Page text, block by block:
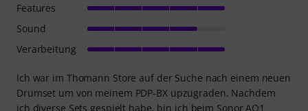
Ich war im Thomann Store auf der Suche nach einem neuen
Drumset um von meinem PDP-BX upzugraden. Nachdem
ich diverse Sets gespielt habe, bin ich beim Sonor AQ1
Features
Sound
Verarbeitung